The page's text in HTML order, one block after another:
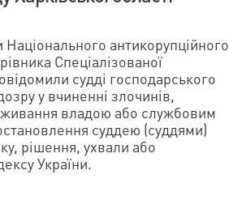
антикорупційного
Спеціалізованої
судді господарського
у вчиненні злочинів,
владою або службовим
суддею (суддями)
рішення, ухвали або
України.